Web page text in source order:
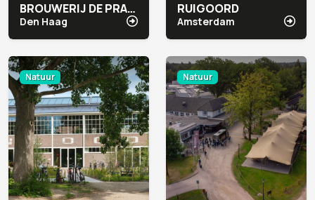
BROUWERIJ DE PRAEL
Den Haag
RUIGOORD
Amsterdam
Natuur Natuur